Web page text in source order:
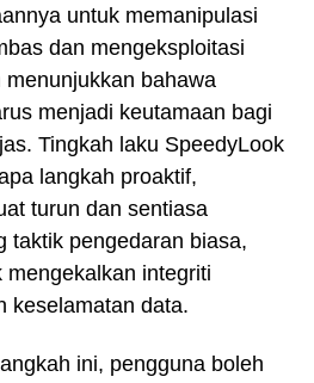
untuk memanipulasi
dan mengeksploitasi
bahawa
menjadi keutamaan bagi
Tingkah laku SpeedyLook
langkah proaktif,
turun dan sentiasa
taktik pengedaran biasa,
integriti
keselamatan data.
ini, pengguna boleh